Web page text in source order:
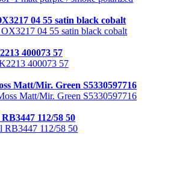
04 55 satin black cobalt
400073 57
Matt/Mir. Green S5330597716
112/58 50